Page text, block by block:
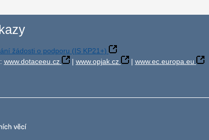
žádosti o podporu (IS KP21+)
www.dotaceeu.cz | www.opjak.cz | www.ec.europa.eu